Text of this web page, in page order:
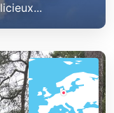
Oberstufenkurs Windsurfen